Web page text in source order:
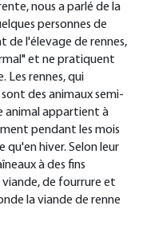
nous a parlé de la
personnes de
de l'élevage de rennes,
et ne pratiquent
Les rennes, qui
des animaux semi-
animal appartient à
pendant les mois
hiver. Selon leur
à des fins
de fourrure et
la viande de renne